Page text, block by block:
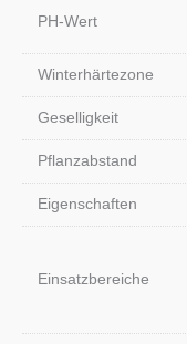
PH-Wert
Winterhärtezone
Geselligkeit
Pflanzabstand
Eigenschaften
Einsatzbereiche